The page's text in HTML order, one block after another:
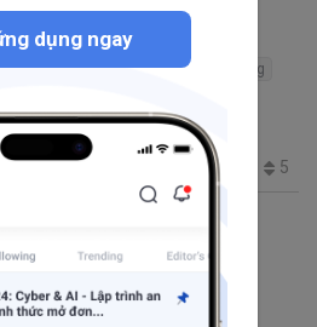
2020 2:09 SA
5 phút?
Computer Vision
Machine Learning
0 3 5
dụng ngay